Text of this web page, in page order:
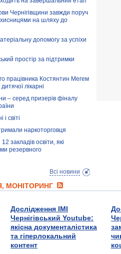
Чернігівщини завжди поруч
на шляху до
допомогу за успіхи
простір за підтримки
працівника Костянтин Мегем
лікарні
– серед призерів фіналу
світі
наркоторговця
закладів освіти, які
резервного
Всі новини
МОНІТОРИНГ
Дослідження ІМІ
Чернігівський Youtube:
якісна документалістика
та гіперлокальний
контент